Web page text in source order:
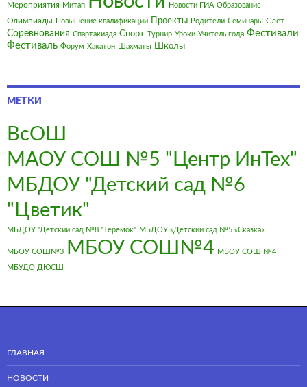
Мероприятия Митап Новости ГИА Образование
Олимпиады Повышение квалификации Проекты Родители Семинары Слёт
Соревнования Спартакиада Спорт Турнир Уроки Учитель года Фестивали
Фестиваль Форум Хакатон Шахматы Школы
МЕТКИ
ВсОШ
МАОУ СОШ №5 "Центр ИнТех"
МБДОУ "Детский сад №6
"Цветик"
МБДОУ "Детский сад №8 "Теремок" МБДОУ «Детский сад №5 «Сказка»
МБОУ СОШ№3 МБОУ СОШ№4 МБОУ СОШ №4
МБУДО ДЮСШ
ГЛАВНАЯ
НОВОСТИ